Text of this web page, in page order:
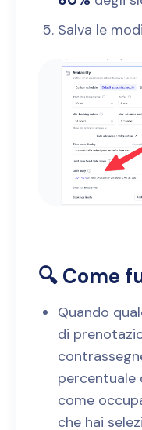
Salva le
🔍 Come
Quando
di
percentuale
come
che hai